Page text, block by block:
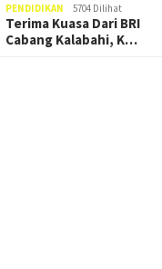
PENDIDIKAN 5704 Dilihat
Terima Kuasa Dari BRI
Cabang Kalabahi, K…